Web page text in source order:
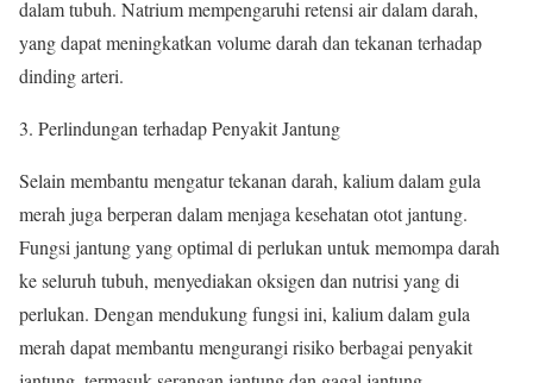
dalam tubuh. Natrium mempengaruhi retensi air dalam darah,
yang dapat meningkatkan volume darah dan tekanan terhadap
dinding arteri.
3. Perlindungan terhadap Penyakit Jantung
Selain membantu mengatur tekanan darah, kalium dalam gula
merah juga berperan dalam menjaga kesehatan otot jantung.
Fungsi jantung yang optimal di perlukan untuk memompa darah
ke seluruh tubuh, menyediakan oksigen dan nutrisi yang di
perlukan. Dengan mendukung fungsi ini, kalium dalam gula
merah dapat membantu mengurangi risiko berbagai penyakit